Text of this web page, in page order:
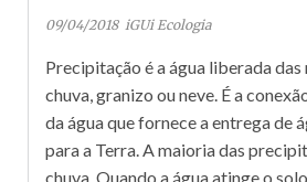
09/04/2018 iGUi Ecologia
Precipitação é a água liberada das
chuva, granizo ou neve. É a
da água que fornece a entrega de
para a Terra. A maioria das
chuva. Quando a água atinge o